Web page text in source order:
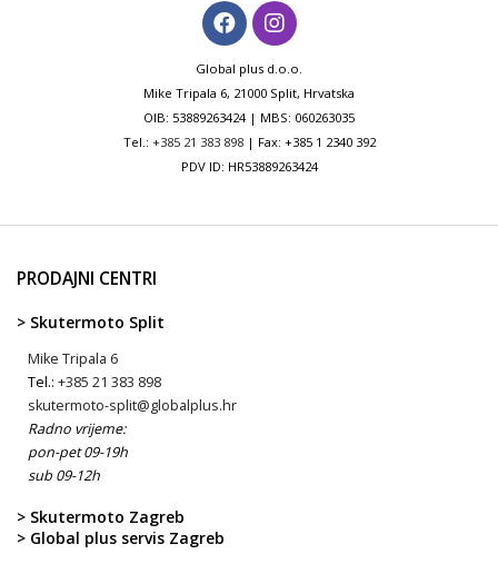
Global plus d.o.o.
Mike Tripala 6, 21000 Split, Hrvatska
OIB: 53889263424 | MBS: 060263035
Tel.: +385 21 383 898| Fax: +385 1 2340 392
PDV ID: HR53889263424
PRODAJNI CENTRI
> Skutermoto Split
Mike Tripala 6
Tel.: +385 21 383 898
skutermoto-split@globalplus.hr
Radno vrijeme:
pon-pet 09-19h
sub 09-12h
> Skutermoto Zagreb
> Global plus servis Zagreb